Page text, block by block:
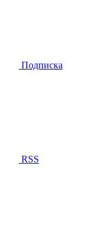
Подписка
RSS